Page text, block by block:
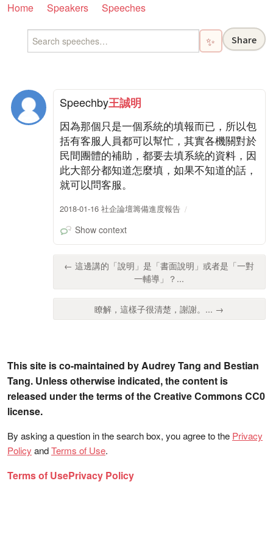
Home Speakers Speeches
✨ Share
Speechby王誠明
因為那個只是一個系統的填報而已，所以包
括有客服人員都可以幫忙，其實各機關對於
民間團體的補助，都要去填系統的資料，因
此大部分都知道怎麼填，如果不知道的話，
就可以問客服。
2018-01-16 社企論壇籌備進度報告
Show context
← 這邊講的「說明」是「書面說明」或者是「一對
一輔導」？...
瞭解，這樣子很清楚，謝謝。... →
This site is co-maintained by Audrey Tang and Bestian
Tang. Unless otherwise indicated, the content is
released under the terms of the Creative Commons CC0
license.
By asking a question in the search box, you agree to the Privacy
Policy andTerms of Use.
Terms of UsePrivacy Policy